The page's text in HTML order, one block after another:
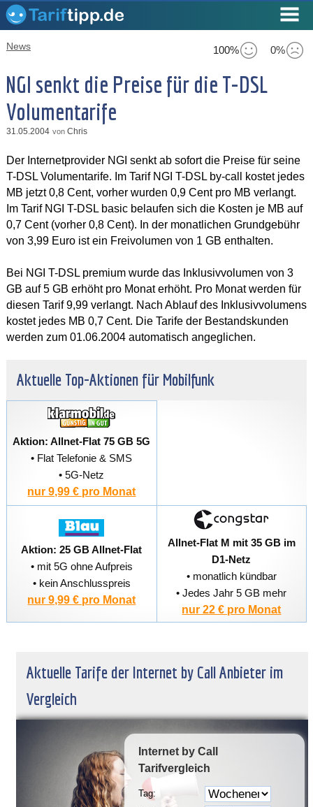
100% 0%
News
NGI senkt die Preise für die T-DSL
Volumentarife
31.05.2004 von Chris
Der Internetprovider NGI senkt ab sofort die Preise für seine
T-DSL Volumentarife. Im Tarif NGI T-DSL by-call kostet jedes
MB jetzt 0,8 Cent, vorher wurden 0,9 Cent pro MB verlangt.
Im Tarif NGI T-DSL basic belaufen sich die Kosten je MB auf
0,7 Cent (vorher 0,8 Cent). In der monatlichen Grundgebühr
von 3,99 Euro ist ein Freivolumen von 1 GB enthalten.
Bei NGI T-DSL premium wurde das Inklusivvolumen von 3
GB auf 5 GB erhöht pro Monat erhöht. Pro Monat werden für
diesen Tarif 9,99 verlangt. Nach Ablauf des Inklusivvolumens
kostet jedes MB 0,7 Cent. Die Tarife der Bestandskunden
werden zum 01.06.2004 automatisch angeglichen.
Aktuelle Top-Aktionen für Mobilfunk
Aktion: Allnet-Flat 75 GB 5G
• Flat Telefonie & SMS
• 5G-Netz
nur 9,99 € pro Monat
Aktion: 25 GB Allnet-Flat
• mit 5G ohne Aufpreis
• kein Anschlusspreis
nur 9,99 € pro Monat
Allnet-Flat M mit 35 GB im
D1-Netz
• monatlich kündbar
• Jedes Jahr 5 GB mehr
nur 22 € pro Monat
Aktuelle Tarife der Internet by Call Anbieter im
Vergleich
Internet by Call
Tarifvergleich
Tag: